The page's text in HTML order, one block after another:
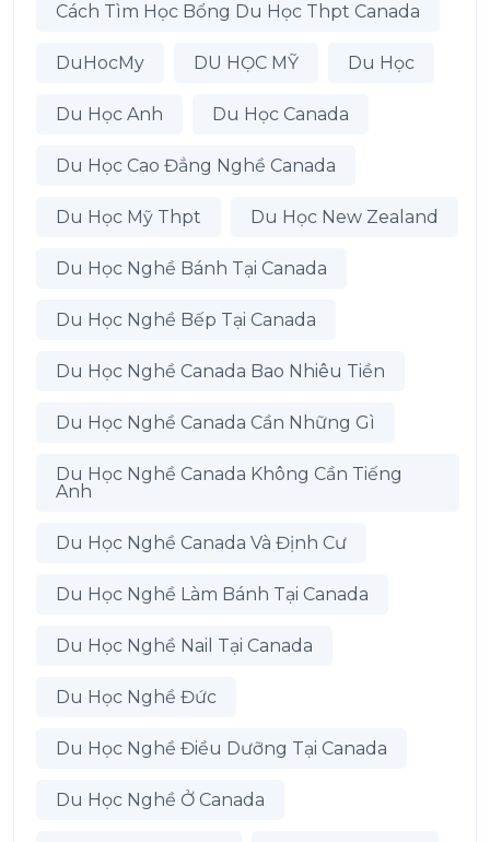
Cách Tìm Học Bổng Du Học Thpt Canada
DuHocMy DU HỌC MỸ Du Học
Du Học Anh Du Học Canada
Du Học Cao Đẳng Nghề Canada
Du Học Mỹ Thpt Du Học New Zealand
Du Học Nghề Bánh Tại Canada
Du Học Nghề Bếp Tại Canada
Du Học Nghề Canada Bao Nhiêu Tiền
Du Học Nghề Canada Cần Những Gì
Du Học Nghề Canada Không Cần Tiếng
Anh
Du Học Nghề Canada Và Định Cư
Du Học Nghề Làm Bánh Tại Canada
Du Học Nghề Nail Tại Canada
Du Học Nghề Đức
Du Học Nghề Điều Dưỡng Tại Canada
Du Học Nghề Ở Canada